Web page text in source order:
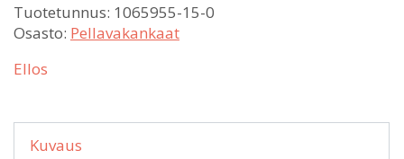
Tuotetunnus: 1065955-15-0
Osasto: Pellavakankaat
Ellos
Kuvaus